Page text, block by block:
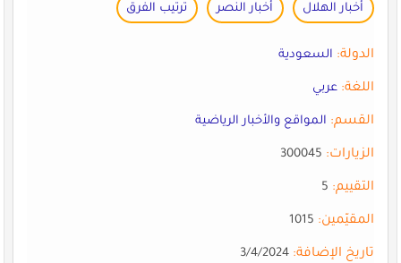
أخبار الهلال أخبار النصر ترتيب الفرق
الدولة: السعودية
اللغة: عربي
القسم: المواقع والأخبار الرياضية
الزيارات:300045
التقييم:5
المقيّمين:1015
تاريخ الإضافة:3/4/2024